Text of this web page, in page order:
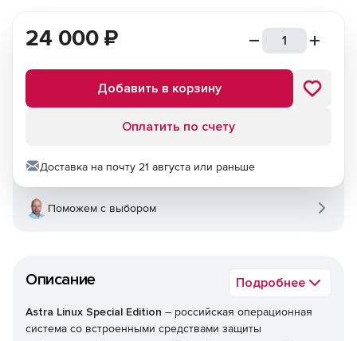
Описание Подробнее
Astra Linux Special Edition – российская операционная
система со встроенными средствами защиты
24 000 ₽
Добавить в корзину
Оплатить по счету
Доставка на почту 21 августа или раньше
Поможем с выбором